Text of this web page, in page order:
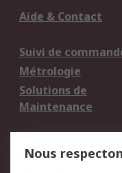
Aide & Contact
Suivi de
Métrologie
Solutions de
Maintenance
Nous